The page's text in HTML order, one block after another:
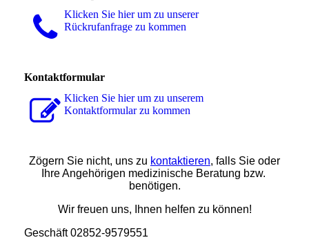
Klicken Sie hier um zu unserer
Rückrufanfrage zu kommen
Kontaktformular
Klicken Sie hier um zu unserem
Kon­takt­for­mu­lar zu kommen
Zögern Sie nicht, uns zu kontaktieren, falls Sie oder
Ihre Angehörigen medizinische Beratung bzw.
benötigen.
Wir freuen uns, Ihnen helfen zu können!
Geschäft 02852-9579551